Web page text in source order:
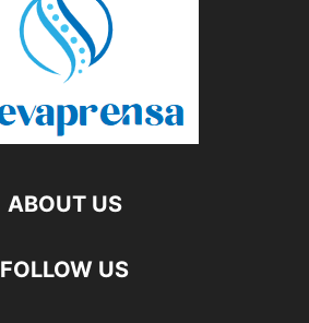
ABOUT US
FOLLOW US